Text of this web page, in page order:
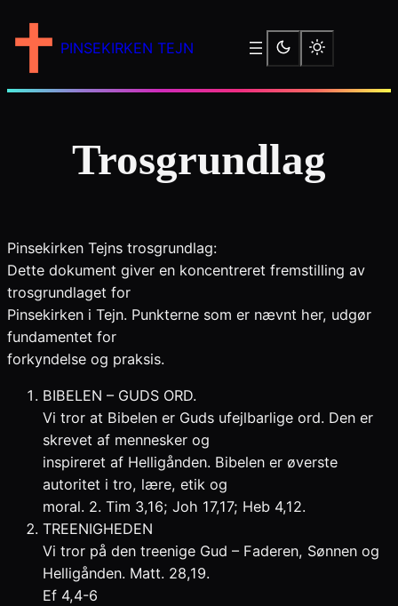
to
PINSEKIRKEN TEJN
Trosgrundlag
Pinsekirken Tejns trosgrundlag:
Dette dokument giver en koncentreret fremstilling av
trosgrundlaget for
Pinsekirken i Tejn. Punkterne som er nævnt her, udgør
fundamentet for
forkyndelse og praksis.
BIBELEN – GUDS ORD.
Vi tror at Bibelen er Guds ufejlbarlige ord. Den er
skrevet af mennesker og
inspireret af Helligånden. Bibelen er øverste
autoritet i tro, lære, etik og
moral. 2. Tim 3,16; Joh 17,17; Heb 4,12.
TREENIGHEDEN
Vi tror på den treenige Gud – Faderen, Sønnen og
Helligånden. Matt. 28,19.
Ef 4,4-6